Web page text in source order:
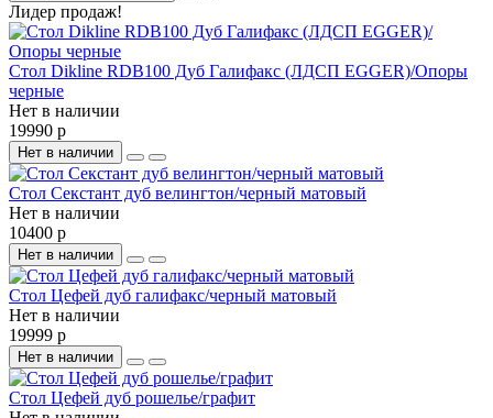
Лидер продаж!
Стол Dikline RDB100 Дуб Галифакс (ЛДСП EGGER)/Опоры
черные
Нет в наличии
19990 р
Нет в наличии
Стол Секстант дуб велингтон/черный матовый
Нет в наличии
10400 р
Нет в наличии
Стол Цефей дуб галифакс/черный матовый
Нет в наличии
19999 р
Нет в наличии
Стол Цефей дуб рошелье/графит